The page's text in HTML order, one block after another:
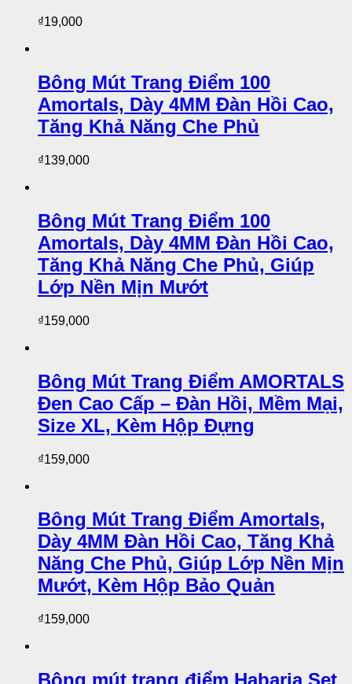
₫19,000
Bông Mút Trang Điểm 100
Amortals, Dày 4MM Đàn Hồi Cao,
Tăng Khả Năng Che Phủ
₫139,000
Bông Mút Trang Điểm 100
Amortals, Dày 4MM Đàn Hồi Cao,
Tăng Khả Năng Che Phủ, Giúp
Lớp Nền Mịn Mướt
₫159,000
Bông Mút Trang Điểm AMORTALS
Đen Cao Cấp – Đàn Hồi, Mềm Mại,
Size XL, Kèm Hộp Đựng
₫159,000
Bông Mút Trang Điểm Amortals,
Dày 4MM Đàn Hồi Cao, Tăng Khả
Năng Che Phủ, Giúp Lớp Nền Mịn
Mướt, Kèm Hộp Bảo Quản
₫159,000